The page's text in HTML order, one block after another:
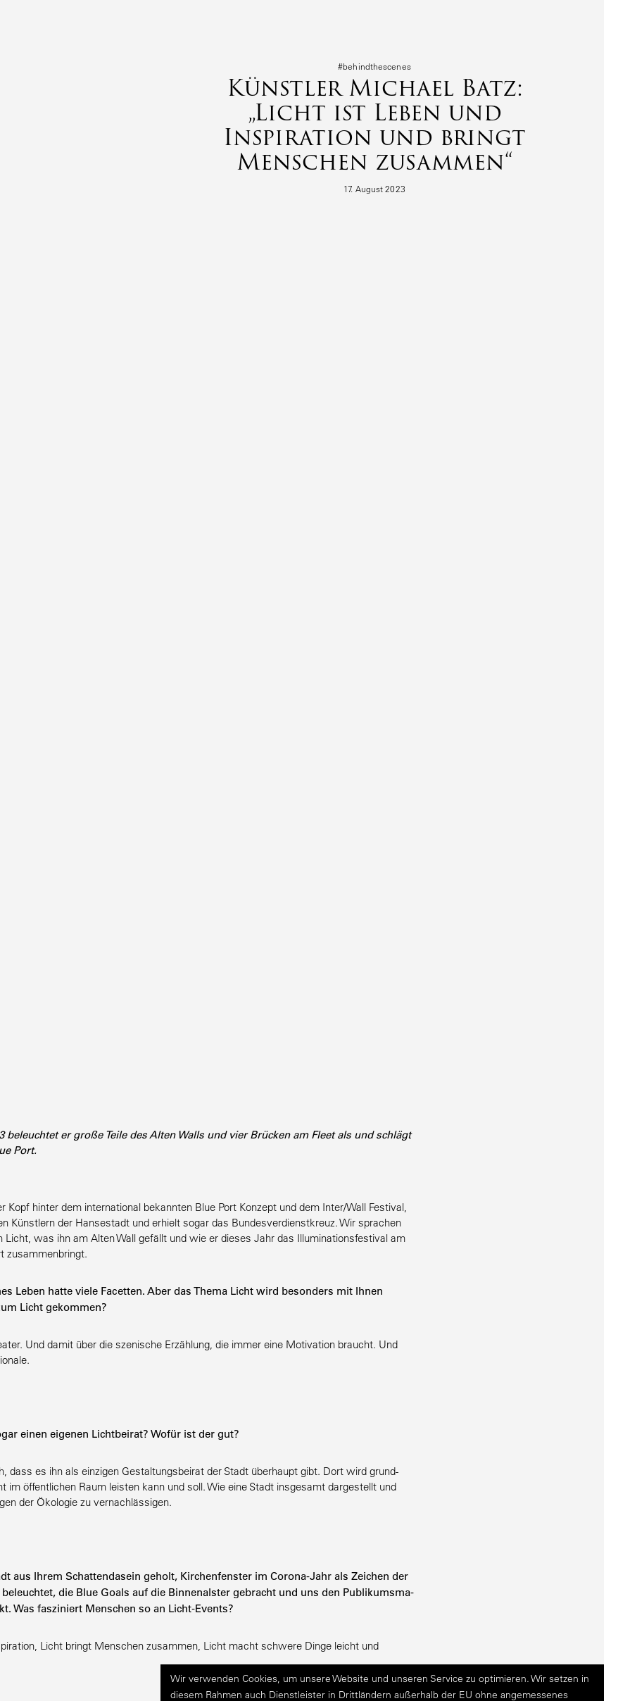
#behind­the­s­cenes
Künstler Michael Batz:
„Licht ist Leben und
Inspiration und bringt
Menschen zusammen“
17. August 2023
beleuchtet er große Teile des Alten Walls und vier Brücken am Fleet als und schlägt
Port.
Kopf hinter dem inter­na­tional bekannten Blue Port Konzept und dem Inter/Wall Festival,
Künstlern der Hanse­stadt und erhielt sogar das Bundes­ver­dienst­kreuz. Wir sprachen
Licht, was ihn am Alten Wall gefällt und wie er dieses Jahr das Illumi­na­ti­ons­fes­tival am
zusammenbringt.
Leben hatte viele Facetten. Aber das Thema Licht wird besonders mit Ihnen
Licht gekommen?
Und damit über die szenische Erzählung, die immer eine Motivation braucht. Und
einen eigenen Licht­beirat? Wofür ist der gut?
dass es ihn als einzigen Gestal­tungs­beirat der Stadt überhaupt gibt. Dort wird grund­
im öffent­lichen Raum leisten kann und soll. Wie eine Stadt insgesamt darge­stellt und
der Ökologie zu vernachlässigen.
aus Ihrem Schat­ten­dasein geholt, Kirchen­fenster im Corona-Jahr als Zeichen der
die Blue Goals auf die Binnen­alster gebracht und uns den Publi­kums­ma­
Was faszi­niert Menschen so an Licht-Events?
Licht bringt Menschen zusammen, Licht macht schwere Dinge leicht und
Wir verwenden Cookies, um unsere Website und unseren Service zu optimieren. Wir setzen in
diesem Rahmen auch Dienstleister in Drittländern außerhalb der EU ohne angemessenes